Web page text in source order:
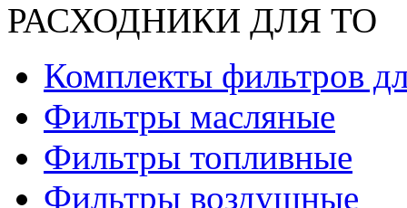
РАСХОДНИКИ ДЛЯ ТО
Комплекты фильтров
Фильтры масляные
Фильтры топливные
Фильтры воздушные